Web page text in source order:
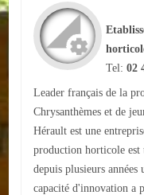
Santé
Social
Arrêtes en cours
Tel:02
Leader français de la
Chrysanthèmes et de
Hérault est une
production horticole est
depuis plusieurs
capacité d'innovation a